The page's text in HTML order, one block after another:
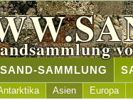
SAND-SAMMLUNG
Asien Europa